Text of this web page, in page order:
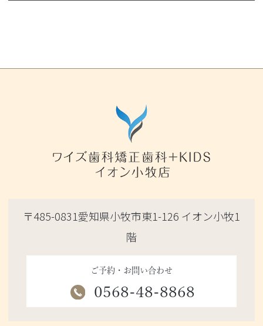
〒485-0831愛知県小牧市東1-126 イオン小牧1
階
ご予約・お問い合わせ
0568-48-8868